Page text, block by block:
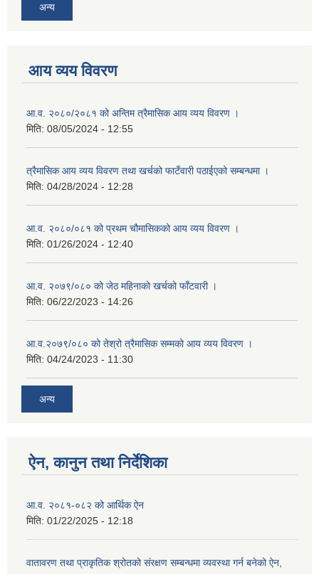
अन्य
आय व्यय विवरण
आ.व. २०८०/२०८१ को अन्तिम त्रैमासिक आय व्यय विवरण ।
मिति: 08/05/2024 - 12:55
त्रैमासिक आय व्यय विवरण तथा खर्चको फाटँवारी पठाईएको सम्बन्धमा ।
मिति: 04/28/2024 - 12:28
आ.व. २०८०/०८१ को प्रथम चौमासिकको आय व्यय विवरण ।
मिति: 01/26/2024 - 12:40
आ.व. २०७९/०८० को जेठ महिनाको खर्चको फाँटवारी ।
मिति: 06/22/2023 - 14:26
आ.व.२०७९/०८० को तेश्रो त्रैमासिक सम्मको आय व्यय विवरण ।
मिति: 04/24/2023 - 11:30
अन्य
ऐन, कानुन तथा निर्देशिका
आ.व. २०८१-०८२ को आर्थिक ऐन
मिति: 01/22/2025 - 12:18
वातावरण तथा प्राकृतिक श्रोतको संरक्षण सम्बन्धमा व्यवस्था गर्न बनेको ऐन,